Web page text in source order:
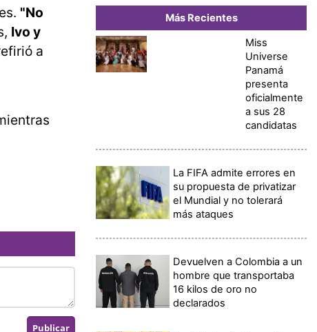
"No
Ivo y
a
Más Recientes
Miss
Universe
Panamá
presenta
oficialmente
a sus 28
candidatas
La FIFA admite errores en
su propuesta de privatizar
el Mundial y no tolerará
más ataques
Devuelven a Colombia a un
hombre que transportaba
16 kilos de oro no
declarados